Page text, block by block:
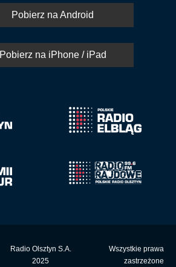
Pobierz na Android
Pobierz na iPhone / iPad
Radio Olsztyn S.A.
2025
Wszystkie prawa
zastrzeżone